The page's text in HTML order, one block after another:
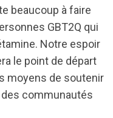
beaucoup à faire
GBT2Q qui
Notre espoir
le point de départ
moyens de soutenir
des communautés